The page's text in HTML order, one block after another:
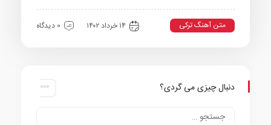
متن آهنگ ترکی ۱۴ خرداد ۱۴۰۲ 0 دیدگاه
دنبال چیزی می گردی؟